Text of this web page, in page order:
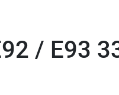
/ E93